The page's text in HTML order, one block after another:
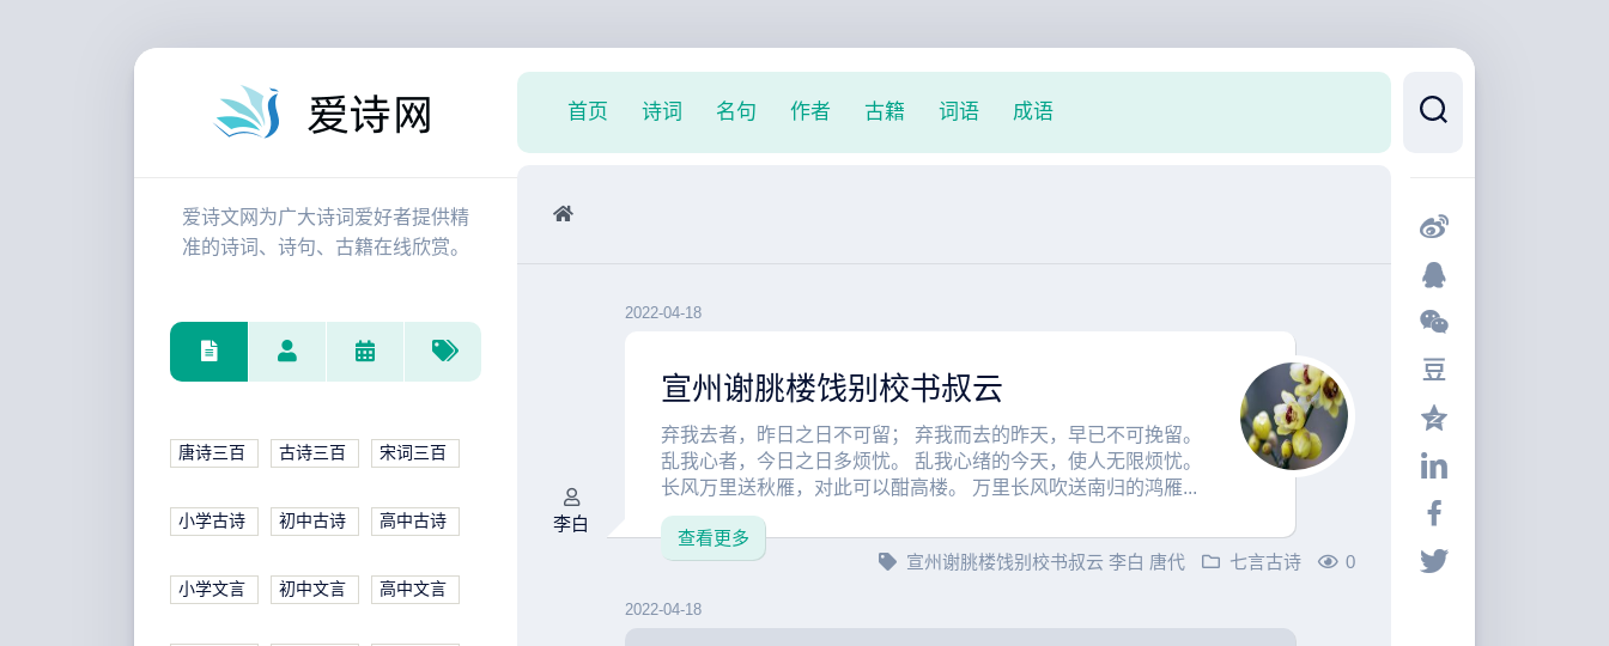
爱诗文网为广大诗词爱好者提供精
准的诗词、诗句、古籍在线欣赏。
唐诗三百 古诗三百 宋词三百
小学古诗 初中古诗 高中古诗
小学文言 初中文言 高中文言
首页 诗词 名句 作者 古籍 词语 成语
李白
2022-04-18
宣州谢朓楼饯别校书叔云
弃我去者，昨日之日不可留； 弃我而去的昨天，早已不可挽留。
乱我心者，今日之日多烦忧。 乱我心绪的今天，使人无限烦忧。
长风万里送秋雁，对此可以酣高楼。 万里长风吹送南归的鸿雁...
查看更多
宣州谢朓楼饯别校书叔云 李白 唐代 七言古诗 0
2022-04-18